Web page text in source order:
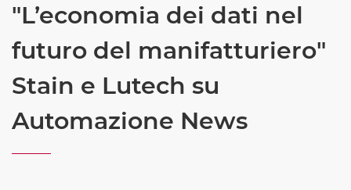
"L’economia dei dati nel
futuro del manifatturiero"
Stain e Lutech su
Automazione News